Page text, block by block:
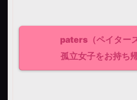
paters（ペイター
孤立女子をお持ち